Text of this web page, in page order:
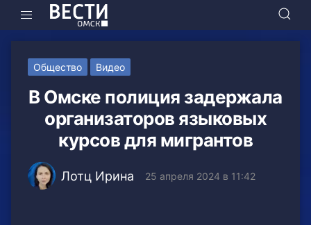
Общество Видео
В Омске полиция задержала
организаторов языковых
курсов для мигрантов
Лотц Ирина 25 апреля 2024 в 11:42